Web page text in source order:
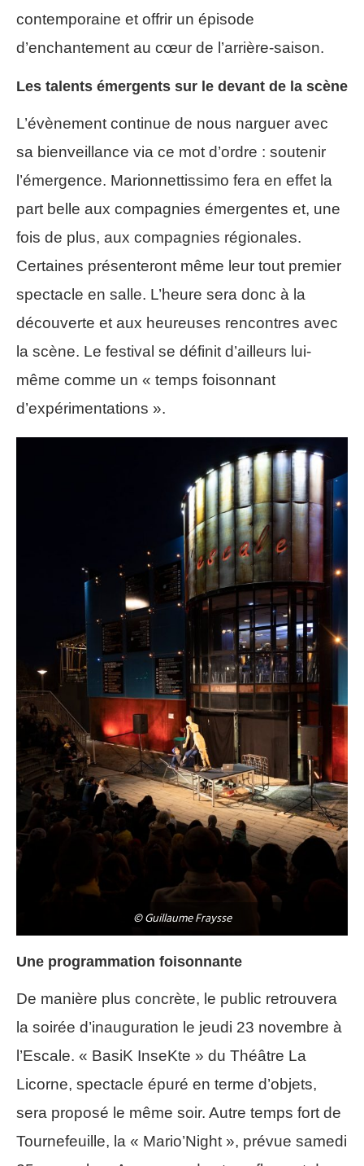
contemporaine et offrir un épisode
d’enchantement au cœur de l’arrière-saison.
Les talents émergents sur le devant de la scène
L’évènement continue de nous narguer avec
sa bienveillance via ce mot d’ordre : soutenir
l’émergence. Marionnettissimo fera en effet la
part belle aux compagnies émergentes et, une
fois de plus, aux compagnies régionales.
Certaines présenteront même leur tout premier
spectacle en salle. L’heure sera donc à la
découverte et aux heureuses rencontres avec
la scène. Le festival se définit d’ailleurs lui-
même comme un « temps foisonnant
d’expérimentations ».
© Guillaume Fraysse
Une programmation foisonnante
De manière plus concrète, le public retrouvera
la soirée d’inauguration le jeudi 23 novembre à
l’Escale. « BasiK InseKte » du Théâtre La
Licorne, spectacle épuré en terme d’objets,
sera proposé le même soir. Autre temps fort de
Tournefeuille, la « Mario’Night », prévue samedi